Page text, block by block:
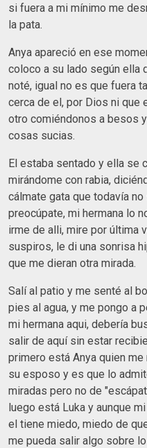
si fuera a mi mínimo me
la pata.
Anya apareció en ese
coloco a su lado según ella
noté, igual no es que fuera
cerca de el, por Dios ni que
otro comiéndonos a besos
cosas sucias.
El estaba sentado y ella se
mirándome con rabia,
cálmate gata que todavía
preocúpate, mi hermana lo
irme de alli, mire por última
suspiros, le di una sonrisa
que me dieran otra mirada.
Salí al patio y me senté al
pies al agua, y me pongo a
mi hermana aqui, debería
salir de aquí sin estar
primero está Anya quien
su esposo y es que lo
miradas pero no de
luego está Luka y aunque
el tiene miedo, miedo de
me pueda salir algo sobre